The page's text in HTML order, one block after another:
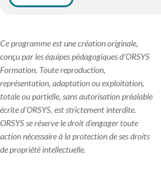
Ce programme est une création originale,
conçu par les équipes pédagogiques d'ORSYS
Formation. Toute reproduction,
représentation, adaptation ou exploitation,
totale ou partielle, sans autorisation préalable
écrite d'ORSYS, est strictement interdite.
ORSYS se réserve le droit d'engager toute
action nécessaire à la protection de ses droits
de propriété intellectuelle.